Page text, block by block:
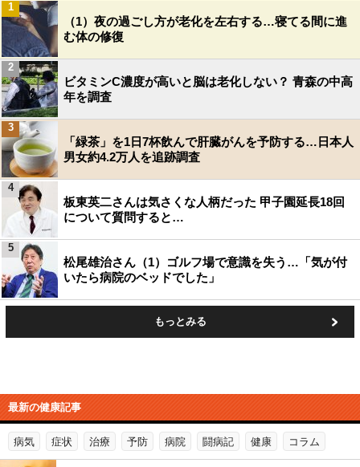
（1）夜の過ごし方が老化を左右する…寝てる間に進
む体の修復
1
ビタミンC濃度が高いと脳は老化しない？ 青森の中高
年を調査
2
「緑茶」を1日7杯飲んで肝臓がんを予防する…日本人
男女約4.2万人を追跡調査
3
板東英二さんは気さくな人柄だった 甲子園延長18回
について質問すると…
4
松尾雄治さん（1）ゴルフ場で意識を失う…「気が付
いたら病院のベッドでした」
5
もっとみる
最新の健康記事
病気 症状 治療 予防 病院 闘病記 健康 コラム